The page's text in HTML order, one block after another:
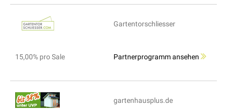
Gartentorschliesser
15,00% pro Sale Partnerprogramm ansehen
gartenhausplus.de